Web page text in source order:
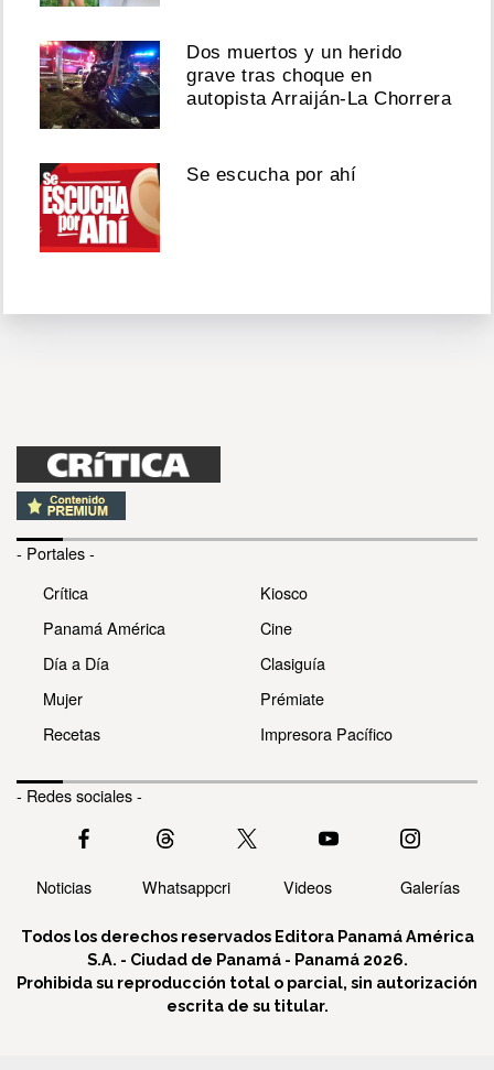
Dos muertos y un herido
grave tras choque en
autopista Arraiján-La Chorrera
Se escucha por ahí
- Portales -
Crítica
Panamá América
Día a Día
Mujer
Recetas
Kiosco
Cine
Clasiguía
Prémiate
Impresora Pacífico
- Redes sociales -
Noticias Whatsappcri Videos Galerías
Todos los derechos reservados Editora Panamá América
S.A. - Ciudad de Panamá - Panamá 2026.
Prohibida su reproducción total o parcial, sin autorización
escrita de su titular.